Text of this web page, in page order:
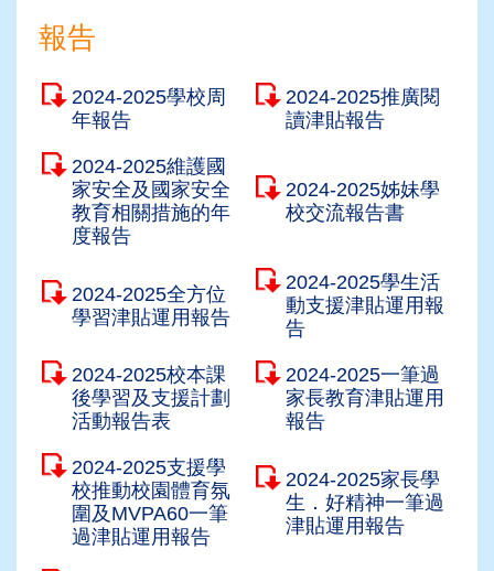
報告
2024-2025學校周
年報告
2024-2025推廣閱
讀津貼報告
2024-2025維護國
家安全及國家安全
教育相關措施的年
度報告
2024-2025姊妹學
校交流報告書
2024-2025全方位
學習津貼運用報告
2024-2025學生活
動支援津貼運用報
告
2024-2025校本課
後學習及支援計劃
活動報告表
2024-2025一筆過
家長教育津貼運用
報告
2024-2025支援學
校推動校園體育氛
圍及MVPA60一筆
過津貼運用報告
2024-2025家長學
生．好精神一筆過
津貼運用報告